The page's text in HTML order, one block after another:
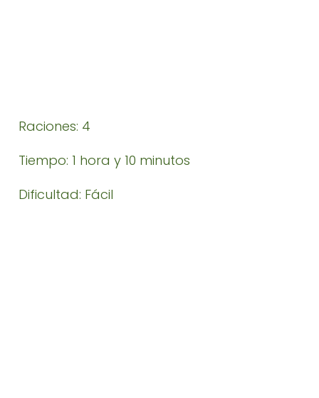
Raciones: 4
Tiempo: 1 hora y 10 minutos
Dificultad: Fácil